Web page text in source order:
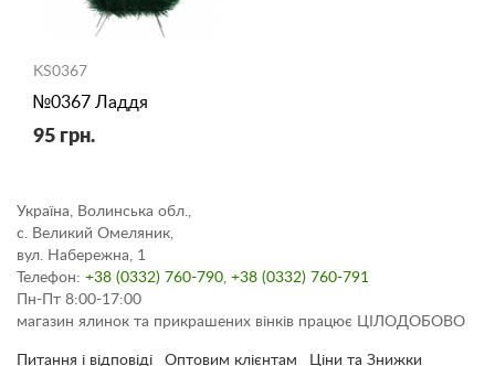
KS0367
№0367 Ладдя
95 грн.
Україна, Волинська обл.,
с. Великий Омеляник,
вул. Набережна, 1
Телефон: +38 (0332) 760-790, +38 (0332) 760-791
Пн-Пт 8:00-17:00
магазин ялинок та прикрашених вінків працює ЦІЛОДОБОВО
Питання і відповіді Оптовим клієнтам Ціни та Знижки